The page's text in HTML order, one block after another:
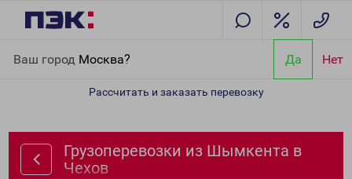
Ваш город Москва? Да Нет
Рассчитать и заказать перевозку
Грузоперевозки из Шымкента в
Чехов